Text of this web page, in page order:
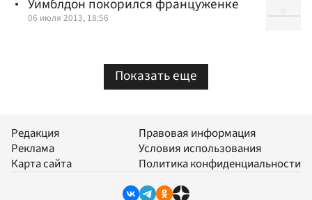
Уимблдон покорился француженке
06 июля 2013, 18:56
Показать еще
Редакция
Реклама
Карта сайта
Правовая информация
Условия использования
Политика конфиденциальности